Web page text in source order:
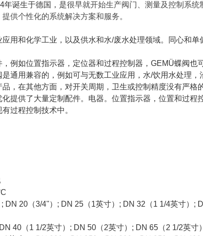
年诞生于德国，是很早就开始生产阀门、测量及控制系
供个性化的系统解决方案和服务。
用和化学工业，以及供水和水/废水处理领域。同心和
例如位置指示器，定位器和过程控制器， GEMÜ蝶阀也
通用兼容的，例如可与无数工业应用，水/饮用水处理，
，在其他方面，对开关周期，卫生或控制精度没有严格
化提供了大量定制配件。电器。位置指示器，位置和过程
过程控制技术中。
; DN 20 （3/4''） ; DN 25 （1英寸） ; DN 32 （1 1/4英寸） ;
40 （1 1/2英寸） ; DN 50 （2英寸） ; DN 65 （2 1/2英寸）